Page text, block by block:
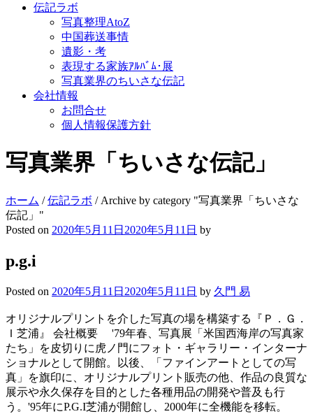
伝記ラボ
写真整理AtoZ
中国葬送事情
遺影・考
表現する家族ｱﾙﾊﾞﾑ･展
写真業界のちいさな伝記
会社情報
お問合せ
個人情報保護方針
写真業界「ちいさな伝記」
ホーム /伝記ラボ / Archive by category "写真業界「ちいさな
伝記」"
Posted on 2020年5月11日 2020年5月11日 by
p.g.i
Posted on 2020年5月11日 2020年5月11日 by 久門 易
オリジナルプリントを介した写真の場を構築する『Ｐ．Ｇ．
Ｉ芝浦』 会社概要 '79年春、写真展「米国西海岸の写真家
たち」を皮切りに虎ノ門にフォト・ギャラリー・インターナ
ショナルとして開館。以後、「ファインアートとしての写
真」を旗印に、オリジナルプリント販売の他、作品の良質な
展示や永久保存を目的とした各種用品の開発や普及も行
う。'95年にP.G.I芝浦が開館し、2000年に全機能を移転。